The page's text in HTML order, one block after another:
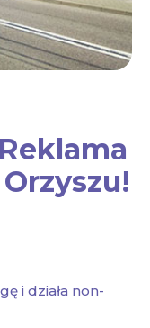
i działa non-